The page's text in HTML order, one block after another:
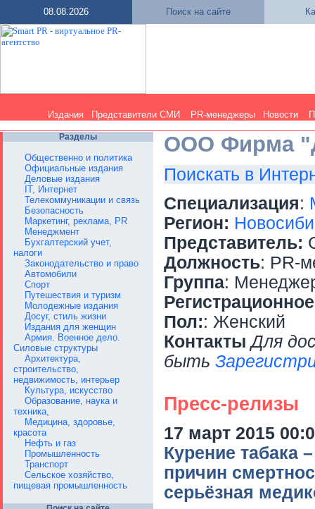
08.08.2026 Поиск на сайте
Издания Представители СМИ PR-менеджеры Новости
Разделы
Общественно и политика
Официальные издания
Деловые издания
IT, Интернет
Телекоммуникации и связь
Безопасность
Маркетинг, реклама, PR
Менеджмент
Бухгалтерский учет,
налоги
Законодательство и право
Автомобили
Спорт
Путешествия и туризм
Молодежные издания
Досуг, стиль жизни
Издания для женщин
Армия. Военное дело.
Силовые структуры
Архитектура,
строительство,
недвижимость, интерьер
Культура, искусство
Образование, наука и
техника,
Медицина, здоровье,
красота
Нефть и газ
Промышленность
Транспорт
Сельское хозяйство,
пищевая промышленность
ООО Фирма
Поискать в
Специализация:
Регион:
Представитель:
Должность: PR-
Группа:
Пол:: Женский
Контакты Для
быть
Пресс-релизы
17 март 2015
Курение табака
причин
серьёзная